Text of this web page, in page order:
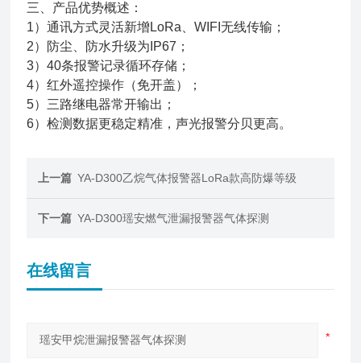
三、产品优势概述：
1）通讯方式灵活新增LoRa、WIFI无线传输；
2）防尘、防水升级为IP67；
3）40条报警记录循环存储；
4）红外遥控操作（免开盖）；
5）三路继电器常开输出；
6）检测数据更稳定精准，声光报警分贝更高。
上一篇 YA-D300乙烷气体报警器LoRa款高防爆等级
下一篇 YA-D300瑶安燃气泄漏报警器气体探测
在线留言